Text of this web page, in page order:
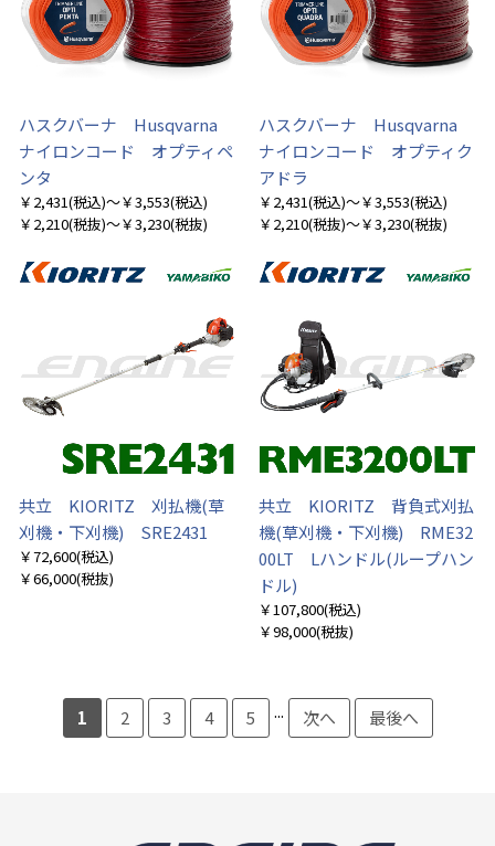
ハスクバーナ Husqvarna
ナイロンコード オプティペ
ンタ
￥2,431(税込)～￥3,553(税込)
￥2,210(税抜)～￥3,230(税抜)
ハスクバーナ Husqvarna
ナイロンコード オプティク
アドラ
￥2,431(税込)～￥3,553(税込)
￥2,210(税抜)～￥3,230(税抜)
共立 KIORITZ 刈払機(草
刈機・下刈機) SRE2431
￥72,600(税込)
￥66,000(税抜)
共立 KIORITZ 背負式刈払
機(草刈機・下刈機) RME32
00LT Lハンドル(ループハン
ドル)
￥107,800(税込)
￥98,000(税抜)
1 2 3 4 5 ... 次へ 最後へ